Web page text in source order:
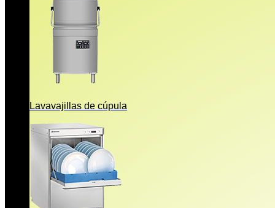
Lavavajillas de cúpula